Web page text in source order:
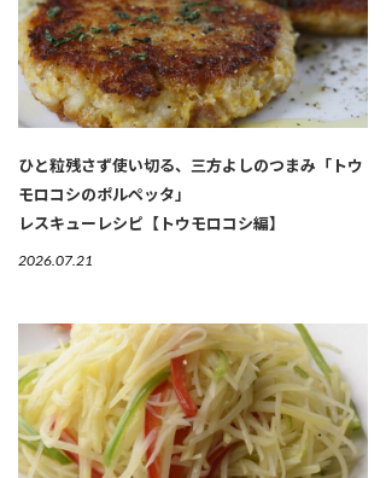
ひと粒残さず使い切る、三方よしのつまみ「トウ
モロコシのポルペッタ」
レスキューレシピ【トウモロコシ編】
2026.07.21